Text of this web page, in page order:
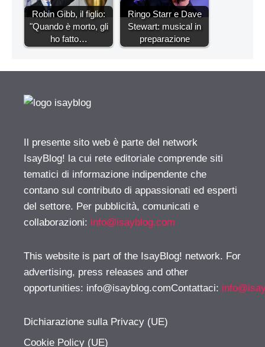
Robin Gibb, il figlio:
"Quando è morto, gli
ho fatto…
Ringo Starr e Dave
Stewart: musical in
preparazione
Il presente sito web è parte del network
IsayBlog! la cui rete editoriale comprende siti
tematici di informazione indipendente che
contano sul contributo di appassionati ed esperti
del settore. Per pubblicità, comunicati e
collaborazioni: info@isayblog.com
This website is part of the IsayBlog! network. For
advertising, press releases and other
opportunities: info@isayblog.comContattaci:
Dichiarazione sulla Privacy (UE)
Cookie Policy (UE)